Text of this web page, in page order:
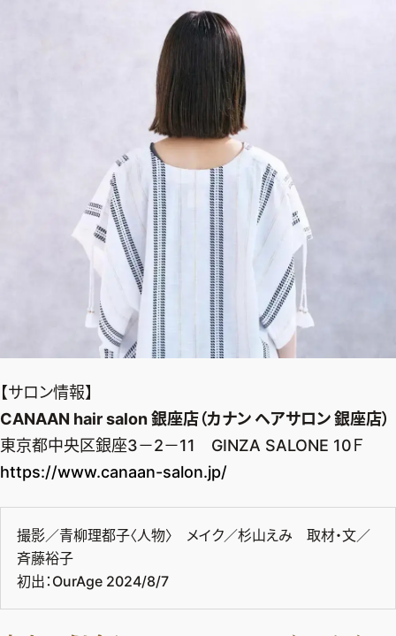
【サロン情報】
CANAAN hair salon 銀座店（カナン ヘアサロン 銀座店）
東京都中央区銀座3－2－11 GINZA SALONE 10Ｆ
https://www.canaan-salon.jp/
撮影／青柳理都子〈人物〉 メイク／杉山えみ 取材・文／
斉藤裕子
初出：OurAge 2024/8/7